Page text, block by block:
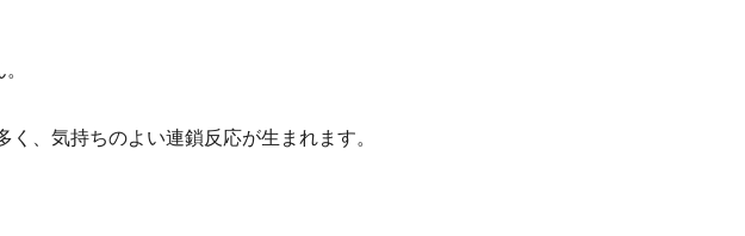
、気持ちのよい連鎖反応が生まれます。